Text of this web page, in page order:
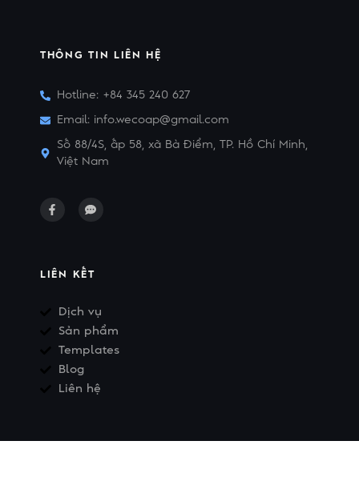
THÔNG TIN LIÊN HỆ
Hotline: +84 345 240 627
Email: info.wecoap@gmail.com
Số 88/4S, ấp 58, xã Bà Điểm, TP. Hồ Chí Minh,
Việt Nam
LIÊN KẾT
Dịch vụ
Sản phẩm
Templates
Blog
Liên hệ